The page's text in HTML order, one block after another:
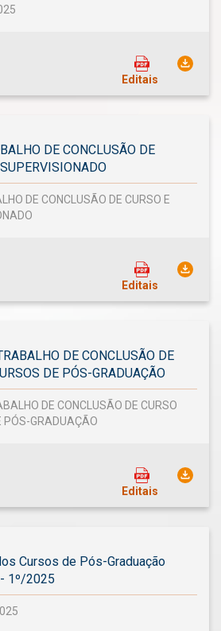
Editais
DE CONCLUSÃO DE
DE CONCLUSÃO DE CURSO E
Editais
DE CONCLUSÃO DE
DE PÓS-GRADUAÇÃO
DE CONCLUSÃO DE CURSO
PÓS-GRADUAÇÃO
Editais
Cursos de Pós-Graduação
1º/2025